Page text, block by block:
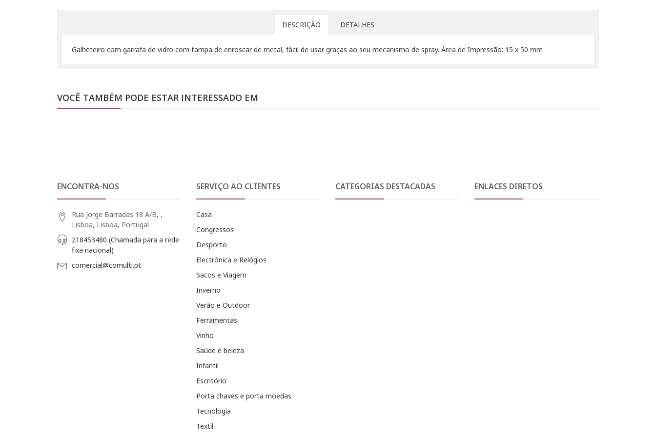
DESCRIÇÃO DETALHES
Galheteiro com garrafa de vidro com tampa de enroscar de metal, fácil de usar graças ao seu mecanismo de spray. Área de Impressão: 15 x 50 mm
VOCÊ TAMBÉM PODE ESTAR INTERESSADO EM
ENCONTRA-NOS
Rua Jorge Barradas 18 A/B, ,
Lisboa, Lisboa, Portugal
218453480 (Chamada para a rede
fixa nacional)
comercial@comulti.pt
SERVIÇO AO CLIENTES
Casa
Congressos
Desporto
Electrónica e Relógios
Sacos e Viagem
Inverno
Verão e Outdoor
Ferramentas
Vinho
Saúde e beleza
Infantil
Escritório
Porta chaves e porta moedas
Tecnologia
Textil
CATEGORIAS DESTACADAS ENLACES DIRETOS